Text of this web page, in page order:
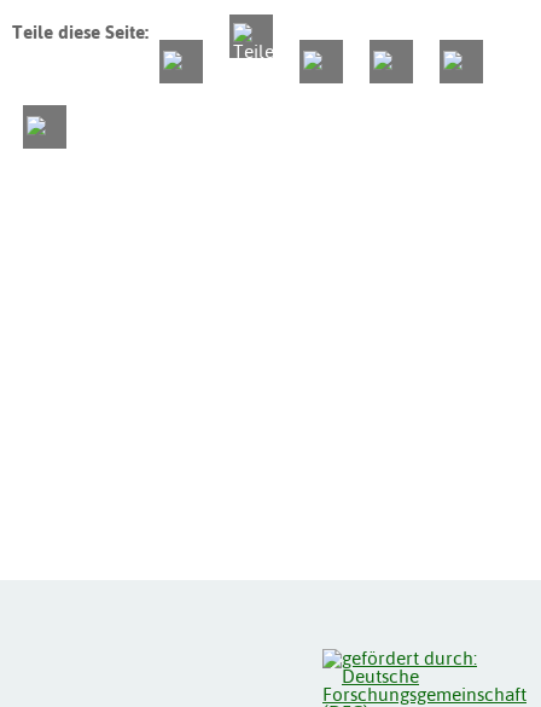
Teile diese Seite: